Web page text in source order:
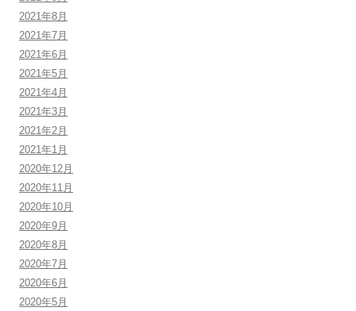
2021年8月
2021年7月
2021年6月
2021年5月
2021年4月
2021年3月
2021年2月
2021年1月
2020年12月
2020年11月
2020年10月
2020年9月
2020年8月
2020年7月
2020年6月
2020年5月